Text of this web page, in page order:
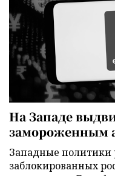
На Западе
замороженным
Западные политики
заблокированных